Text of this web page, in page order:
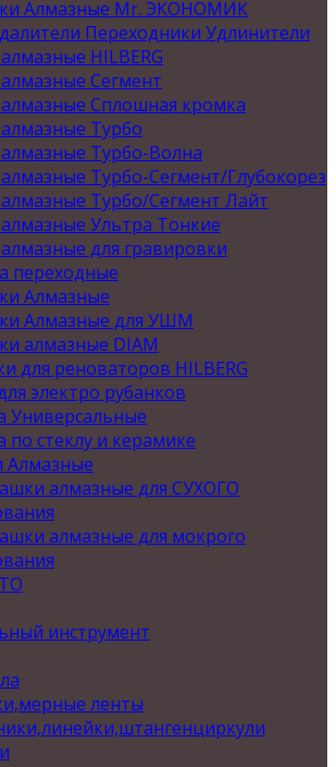
Алмазные Mr. ЭКОНОМИК
Переходники Удлинители
HILBERG
Сегмент
Сплошная кромка
Турбо
Турбо-Волна
Турбо-Сегмент/Глубокорез
Турбо/Сегмент Лайт
Ультра Тонкие
для гравировки
переходные
Алмазные
Алмазные для УШМ
алмазные DIAM
для реноваторов HILBERG
электро рубанков
Универсальные
по стеклу и керамике
Алмазные
алмазные для СУХОГО
алмазные для мокрого
инструмент
ленты